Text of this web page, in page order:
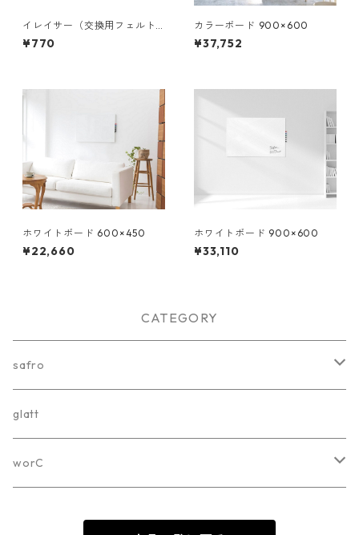
イレイサー（交換用フェルト1
個付）
¥770
カラーボード 900×600
¥37,752
ホワイトボード 600×450
¥22,660
ホワイトボード 900×600
¥33,110
CATEGORY
safro
ホワイトボード
カラーボード
glatt
worC